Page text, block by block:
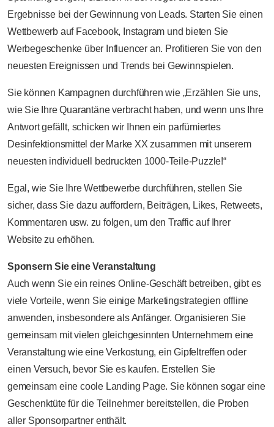
Ergebnisse bei der Gewinnung von Leads. Starten Sie einen
Wettbewerb auf Facebook, Instagram und bieten Sie
Werbegeschenke über Influencer an. Profitieren Sie von den
neuesten Ereignissen und Trends bei Gewinnspielen.
Sie können Kampagnen durchführen wie „Erzählen Sie uns,
wie Sie Ihre Quarantäne verbracht haben, und wenn uns Ihre
Antwort gefällt, schicken wir Ihnen ein parfümiertes
Desinfektionsmittel der Marke XX zusammen mit unserem
neuesten individuell bedruckten 1000-Teile-Puzzle!“
Egal, wie Sie Ihre Wettbewerbe durchführen, stellen Sie
sicher, dass Sie dazu auffordern, Beiträgen, Likes, Retweets,
Kommentaren usw. zu folgen, um den Traffic auf Ihrer
Website zu erhöhen.
Sponsern Sie eine Veranstaltung
Auch wenn Sie ein reines Online-Geschäft betreiben, gibt es
viele Vorteile, wenn Sie einige Marketingstrategien offline
anwenden, insbesondere als Anfänger. Organisieren Sie
gemeinsam mit vielen gleichgesinnten Unternehmern eine
Veranstaltung wie eine Verkostung, ein Gipfeltreffen oder
einen Versuch, bevor Sie es kaufen. Erstellen Sie
gemeinsam eine coole Landing Page. Sie können sogar eine
Geschenktüte für die Teilnehmer bereitstellen, die Proben
aller Sponsorpartner enthält.